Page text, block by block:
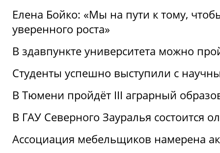
Елена Бойко: «Мы на пути к тому,
уверенного роста»
В здавпункте университета можно
Студенты успешно выступили с
В Тюмени пройдёт III аграрный
В ГАУ Северного Зауралья состоится
Ассоциация мебельщиков намерена